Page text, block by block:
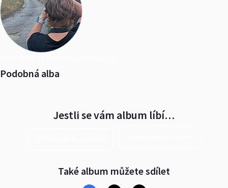
Podobná alba
Jestli se vám album líbí…
Také album můžete sdílet